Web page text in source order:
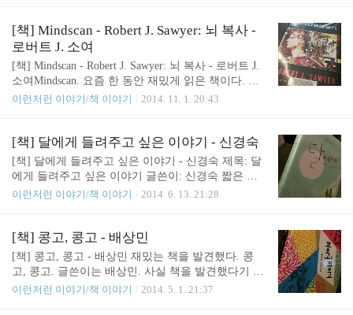
하며 그 책을 도서관에서 빌려서 봤다. 화성에 대한
책인지, 우주에 대한 책인지도 몰랐다..
은 작품 pic.twitter.com/CxqkymRIqH— 황용섭 (@gguro) 2015년 8월
2일 표지가 여러 디자인이 있던데, 내가 본 책은 이런 표지로 되어있
었다. 언뜻보면 사람처럼 보이기도 하는 저 검은 점들이 무슨 그림인
지는 읽다보면 중간쯤에 알게 된다. "The technical details aren't that i
mportan..
[책] Mindscan - Robert J. Sawyer: 뇌 복사 -
로버트 J. 소여
[책] Mindscan - Robert J. Sawyer: 뇌 복사 - 로버트 J.
소여Mindscan. 요즘 한 동안 재밌게 읽은 책이다. 플
래시 포워드(관련글)를 지은 Robert J.Sawyer 의 작품
물리학 관련 내용이 종종 나와서 더욱 호감이 가는
작가. 내용은 뇌를 복사한다는 내용. 뇌를 전부 다 복
사하면 그 사람은 사람인가 아닌가, 같은 사람인가
를 복사하는 과정에 양자얽힘도 나오고, 달로 보내는
동네 도서관에서 빌렸다. 서양식 표지 디자인은 여전
히 적응 안 된다. 기억하고 싶은 곳 몇 ..
이런저런 이야기/책 이야기 2014. 11. 1. 20:43
[책] 달에게 들려주고 싶은 이야기 - 신경숙
[책] 달에게 들려주고 싶은 이야기 - 신경숙 제목: 달
에게 들려주고 싶은 이야기 글쓴이: 신경숙 짧은 소
설이다. 단편집이다. 신경숙은 '엄마를 부탁해' 이후
하나하나 톡톡 튀는 아이디어가 재미있다. 인상적으
로 읽은 단편은 'K에게 생긴 일'과 '사랑스러운 할머
니들' 1. K에게 생긴 일 70쪽- 민이가 글쎄 나보고......
줬어요! 이러더라. - ...... - 민이한테, 석이 형 아빠는
이런저런 이야기/책 이야기 2014. 6. 13. 21:28
[책] 콩고, 콩고 - 배상민
[책] 콩고, 콩고 - 배상민 재밌는 책을 발견했다. 콩
고, 콩고. 글쓴이는 배상민. 사실 책을 발견했다기 보
다는, 오클리 도서관(관련글:http://gguro.com/690)에
이런저런 이야기/책 이야기 2014. 5. 1. 21:37